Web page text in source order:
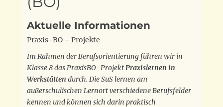
Aktuelle Informationen
Praxis-BO – Projekte
Im Rahmen der Berufsorientierung führen wir in
Klasse 8 das PraxisBO-ProjektPraxislernen in
Werkstätten durch. Die SuS lernen am
außerschulischen Lernort verschiedene Berufsfelder
kennen und können sich darin praktisch